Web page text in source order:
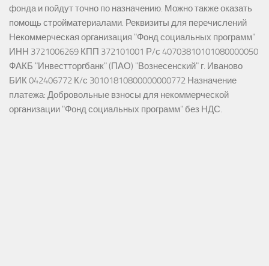
фонда и пойдут точно по назначению. Можно также оказать
помощь стройматериалами. Реквизиты для перечислений
Некоммерческая организация "Фонд социальных программ"
ИНН 3721006269 КПП 372101001 Р/с 40703810101080000050
ФАКБ "Инвестторгбанк" (ПАО) "Вознесенский" г. Иваново
БИК 042406772 К/с 30101810800000000772 Назначение
платежа: Добровольные взносы для некоммерческой
организации "Фонд социальных программ" без НДС.